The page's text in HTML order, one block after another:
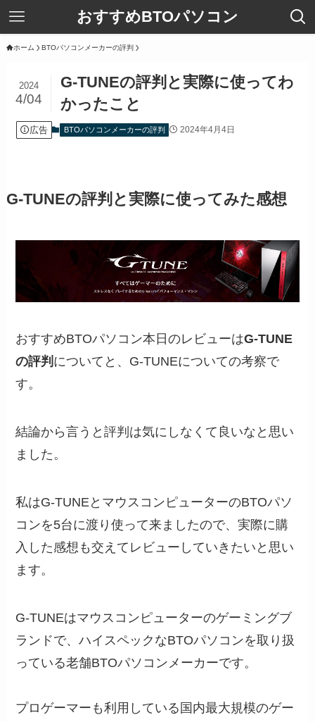
おすすめBTOパソコン
ホーム BTOパソコンメーカーの評判
G-TUNEの評判と実際に使ってわ
かったこと
2024
4/04
広告 BTOパソコンメーカーの評判 2024年4月4日
G-TUNEの評判と実際に使ってみた感想
おすすめBTOパソコン本日のレビューはG-TUNE
の評判 についてと、G-TUNEについての考察で
す。
結論から言うと評判は気にしなくて良いなと思い
ました。
私はG-TUNEとマウスコンピューターのBTOパソ
コンを5台に渡り使って来ましたので、実際に購
入した感想も交えてレビューしていきたいと思い
ます。
G-TUNEはマウスコンピューターのゲーミングブ
ランドで、ハイスペックなBTOパソコンを取り扱
っている老舗BTOパソコンメーカーです。
プロゲーマーも利用している国内最大規模のゲー